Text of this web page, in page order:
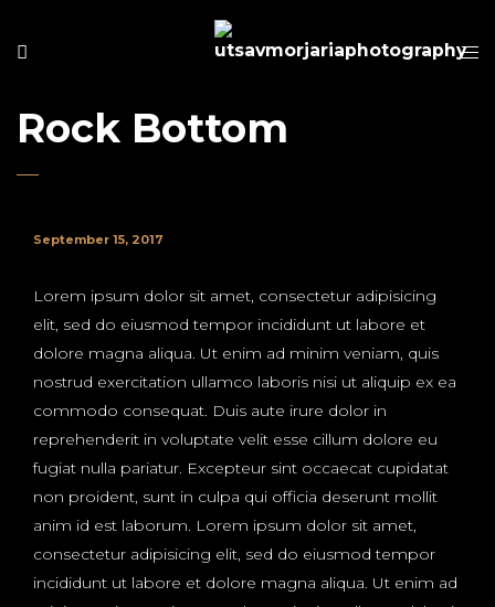
Rock Bottom
September 15, 2017
Lorem ipsum dolor sit amet, consectetur adipisicing
elit, sed do eiusmod tempor incididunt ut labore et
dolore magna aliqua. Ut enim ad minim veniam, quis
nostrud exercitation ullamco laboris nisi ut aliquip ex ea
commodo consequat. Duis aute irure dolor in
reprehenderit in voluptate velit esse cillum dolore eu
fugiat nulla pariatur. Excepteur sint occaecat cupidatat
non proident, sunt in culpa qui officia deserunt mollit
anim id est laborum. Lorem ipsum dolor sit amet,
consectetur adipisicing elit, sed do eiusmod tempor
incididunt ut labore et dolore magna aliqua. Ut enim ad